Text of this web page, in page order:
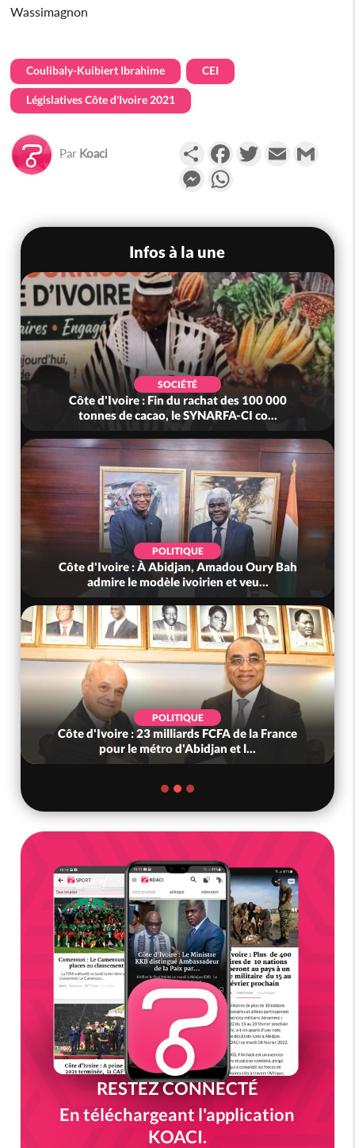
Wassimagnon
Coulibaly-Kuibiert Ibrahime CEI
Législatives Côte d'Ivoire 2021
Par Koaci PartagerFacebookTwitterEmail
Messenger
Infos à la une
SOCIÉTÉ
Côte d'Ivoire : Fin du rachat des 100 000
tonnes de cacao, le SYNARFA-CI co...
POLITIQUE
Côte d'Ivoire : À Abidjan, Amadou Oury Bah
admire le modèle ivoirien et veu...
POLITIQUE
Côte d'Ivoire : 23 milliards FCFA de la France
pour le métro d'Abidjan et l...
RESTEZ CONNECTÉ
En téléchargeant l'application
KOACI.